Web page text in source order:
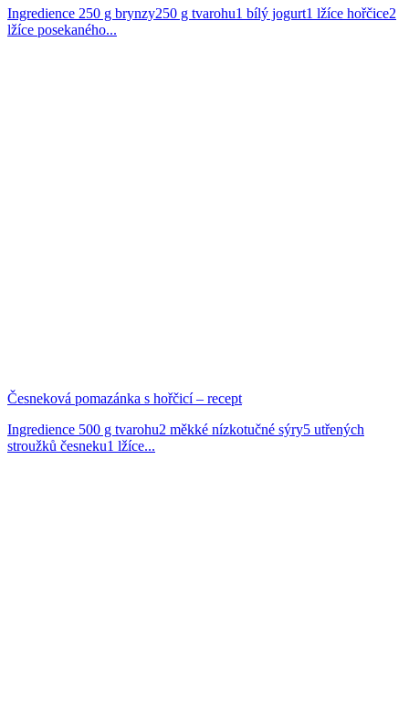
Ingredience 250 g brynzy250 g tvarohu1 bílý jogurt1 lžíce hořčice2
lžíce posekaného...
Česneková pomazánka s hořčicí – recept
Ingredience 500 g tvarohu2 měkké nízkotučné sýry5 utřených
stroužků česneku1 lžíce...